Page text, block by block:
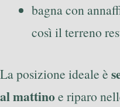
bagna con
così il terreno
La posizione ideale è
al mattinoe riparo